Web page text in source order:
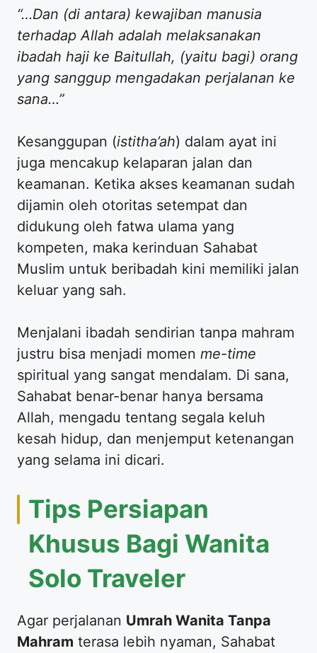
“…Dan (di antara) kewajiban manusia
terhadap Allah adalah melaksanakan
ibadah haji ke Baitullah, (yaitu bagi) orang
yang sanggup mengadakan perjalanan ke
sana…”
​Kesanggupan (istitha’ah) dalam ayat ini
juga mencakup kelaparan jalan dan
keamanan. Ketika akses keamanan sudah
dijamin oleh otoritas setempat dan
didukung oleh fatwa ulama yang
kompeten, maka kerinduan Sahabat
Muslim untuk beribadah kini memiliki jalan
keluar yang sah.
​Menjalani ibadah sendirian tanpa mahram
justru bisa menjadi momen me-time
spiritual yang sangat mendalam. Di sana,
Sahabat benar-benar hanya bersama
Allah, mengadu tentang segala keluh
kesah hidup, dan menjemput ketenangan
yang selama ini dicari.
​Tips Persiapan
Khusus Bagi Wanita
Solo Traveler
​Agar perjalanan Umrah Wanita Tanpa
Mahram terasa lebih nyaman, Sahabat